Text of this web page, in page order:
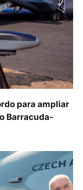
para ampliar
Barracuda-